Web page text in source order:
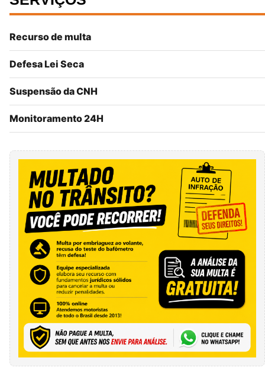
Recurso de multa
Defesa Lei Seca
Suspensão da CNH
Monitoramento 24H